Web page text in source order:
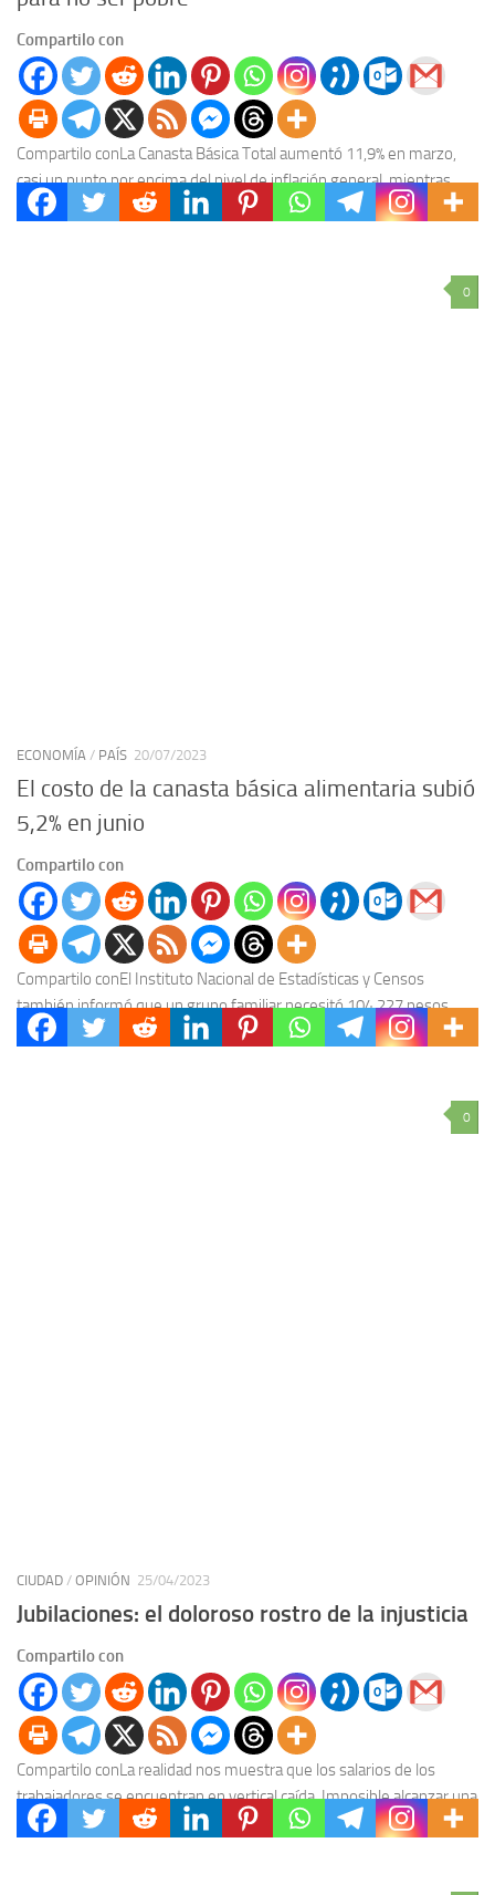
Compartilo con
Compartilo conLa Canasta Básica Total aumentó 11,9% en marzo,
casi un punto por encima del nivel de inflación general, mientras
que la canasta básica alimentaria,...
0
ECONOMÍA / PAÍS 20/07/2023
El costo de la canasta básica alimentaria subió
5,2% en junio
Compartilo con
Compartilo conEl Instituto Nacional de Estadísticas y Censos
también informó que un grupo familiar necesitó 104.227 pesos
para no caer en la indigencia y 232.426...
0
CIUDAD / OPINIÓN 25/04/2023
Jubilaciones: el doloroso rostro de la injusticia
Compartilo con
Compartilo conLa realidad nos muestra que los salarios de los
trabajadores se encuentran en vertical caída. Imposible alcanzar una
inédita inflación sin freno. La vigencia...